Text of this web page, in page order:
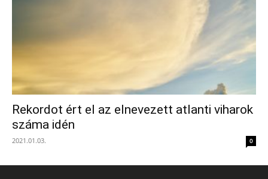
Rekordot ért el az elnevezett atlanti viharok
száma idén
2021.01.03. 0